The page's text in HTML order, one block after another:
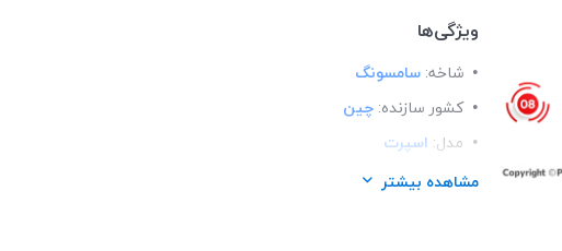
ویژگی‌ها
شاخه: سامسونگ
کشور سازنده: چین
مدل: اسپرت
ساختار: پلاستیک
مشاهده بیشتر